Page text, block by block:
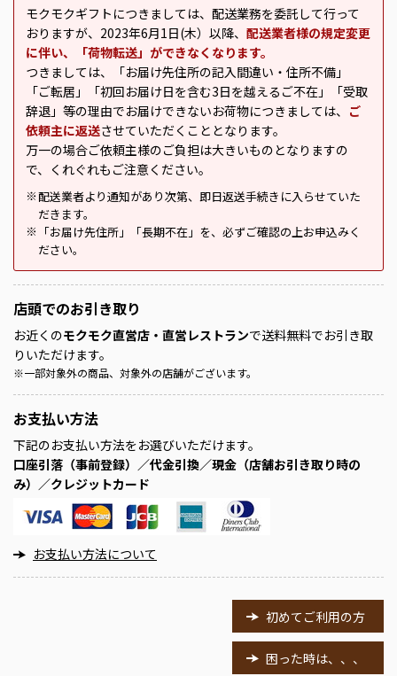
モクモクギフトにつきましては、配送業務を委託して行って
おりますが、2023年6月1日(木）以降、 配送業者様の規定変更
に伴い、「荷物転送」ができなくなります。
つきましては、「お届け先住所の記入間違い・住所不備」
「ご転居」「初回お届け日を含む3日を越えるご不在」「受取
辞退」等の理由でお届けできないお荷物につきましては、 ご
依頼主に返送させていただくこととなります。
万一の場合ご依頼主様のご負担は大きいものとなりますの
で、くれぐれもご注意ください。
※ 配送業者より通知があり次第、即日返送手続きに入らせていた
だきます。
※
「お届け先住所」「長期不在」を、必ずご確認の上お申込みく
ださい。
店頭でのお引き取り
お近くのモクモク直営店・直営レストランで送料無料でお引き取
りいただけます。
※一部対象外の商品、対象外の店舗がございます。
お支払い方法
下記のお支払い方法をお選びいただけます。
口座引落（事前登録）／代金引換／現金（店舗お引き取り時の
み）／クレジットカード
お支払い方法について
初めてご利用の方
困った時は、、、